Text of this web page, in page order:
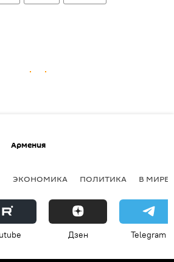
Армения
ЭКОНОМИКА ПОЛИТИКА В МИРЕ
Дзен Telegram